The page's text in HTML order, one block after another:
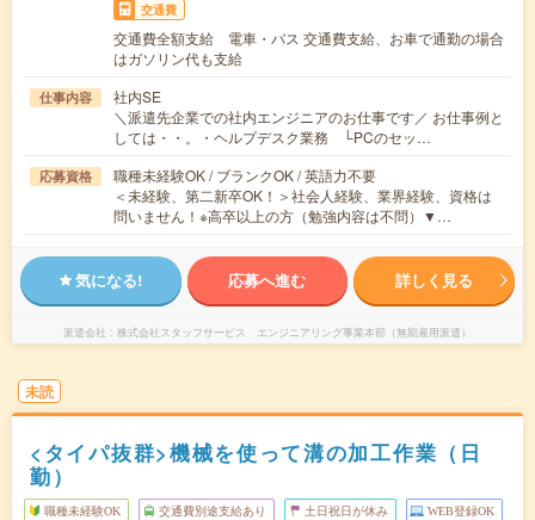
交通費
交通費全額支給 電車・バス 交通費支給、お車で通勤の場合
はガソリン代も支給
仕事内容
社内SE
＼派遣先企業での社内エンジニアのお仕事です／ お仕事例と
しては・・。・ヘルプデスク業務 └PCのセッ…
応募資格
職種未経験OK / ブランクOK / 英語力不要
＜未経験、第二新卒OK！＞社会人経験、業界経験、資格は
問いません！※高卒以上の方（勉強内容は不問）▼…
気になる! 応募へ進む 詳しく見る
派遣会社 株式会社スタッフサービス エンジニアリング事業本部（無期雇用派遣）
未読
<タイパ抜群>機械を使って溝の加工作業（日
勤）
職種未経験OK 交通費別途支給あり 土日祝日が休み WEB登録OK